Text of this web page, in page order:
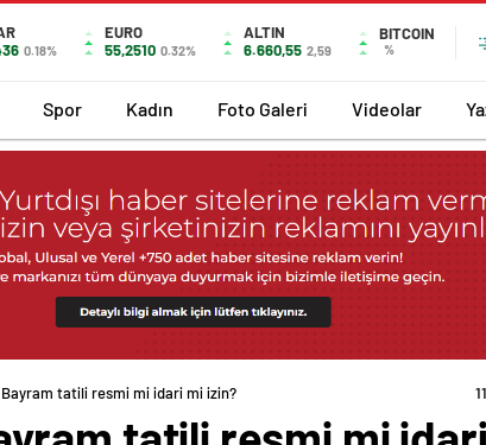
0.18%
EURO
55,2510 0.32%
ALTIN
6.660,55 2,59
BITCOIN
%
Spor Kadın Foto Galeri Videolar
tatili resmi mi idari mi izin?